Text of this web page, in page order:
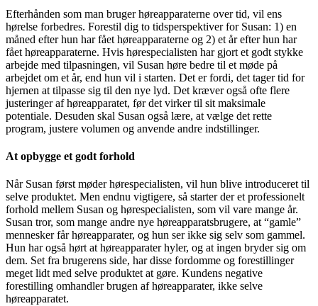
Efterhånden som man bruger høreapparaterne over tid, vil ens
hørelse forbedres. Forestil dig to tidsperspektiver for Susan: 1) en
måned efter hun har fået høreapparaterne og 2) et år efter hun har
fået høreapparaterne. Hvis hørespecialisten har gjort et godt stykke
arbejde med tilpasningen, vil Susan høre bedre til et møde på
arbejdet om et år, end hun vil i starten. Det er fordi, det tager tid for
hjernen at tilpasse sig til den nye lyd. Det kræver også ofte flere
justeringer af høreapparatet, før det virker til sit maksimale
potentiale. Desuden skal Susan også lære, at vælge det rette
program, justere volumen og anvende andre indstillinger.
At opbygge et godt forhold
Når Susan først møder hørespecialisten, vil hun blive introduceret til
selve produktet. Men endnu vigtigere, så starter der et professionelt
forhold mellem Susan og hørespecialisten, som vil vare mange år.
Susan tror, som mange andre nye høreapparatsbrugere, at “gamle”
mennesker får høreapparater, og hun ser ikke sig selv som gammel.
Hun har også hørt at høreapparater hyler, og at ingen bryder sig om
dem. Set fra brugerens side, har disse fordomme og forestillinger
meget lidt med selve produktet at gøre. Kundens negative
forestilling omhandler brugen af høreapparater, ikke selve
høreapparatet.